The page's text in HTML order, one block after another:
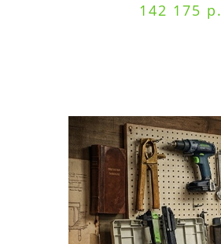
142 175 р.